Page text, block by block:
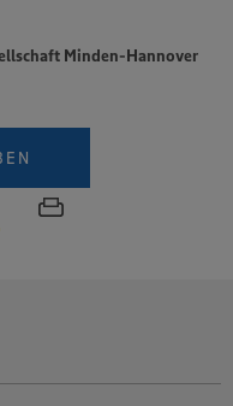
Minden-Hannover